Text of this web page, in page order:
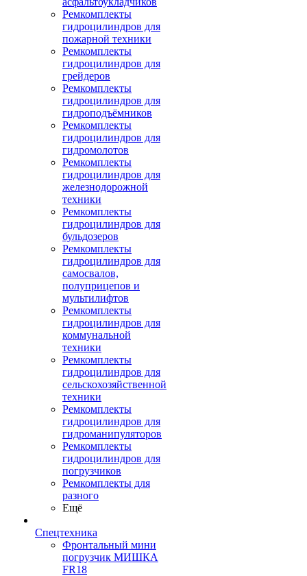
Ремкомплекты
гидроцилиндров для
пожарной техники
Ремкомплекты
гидроцилиндров для
грейдеров
Ремкомплекты
гидроцилиндров для
гидроподъёмников
Ремкомплекты
гидроцилиндров для
гидромолотов
Ремкомплекты
гидроцилиндров для
железнодорожной
техники
Ремкомплекты
гидроцилиндров для
бульдозеров
Ремкомплекты
гидроцилиндров для
самосвалов,
полуприцепов и
мультилифтов
Ремкомплекты
гидроцилиндров для
коммунальной
техники
Ремкомплекты
гидроцилиндров для
сельскохозяйственной
техники
Ремкомплекты
гидроцилиндров для
гидроманипуляторов
Ремкомплекты
гидроцилиндров для
погрузчиков
Ремкомплекты для
разного
Ещё
Спецтехника
Фронтальный мини
погрузчик МИШКА
FR18